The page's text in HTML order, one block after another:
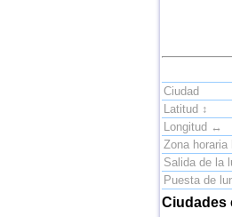
Ciudad
Latitud ↕
Longitud ↔
Zona horaria
Salida de la
Puesta de
Ciudades